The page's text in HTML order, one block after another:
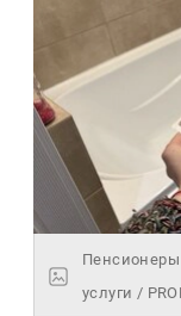
услуги /